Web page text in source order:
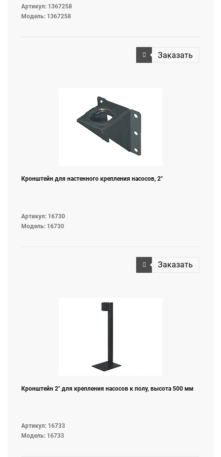
Артикул: 1367258
Модель: 1367258
Заказать
Кронштейн для настенного крепления насосов, 2"
Артикул: 16730
Модель: 16730
Заказать
Кронштейн 2" для крепления насосов к полу, высота 500 мм
Артикул: 16733
Модель: 16733